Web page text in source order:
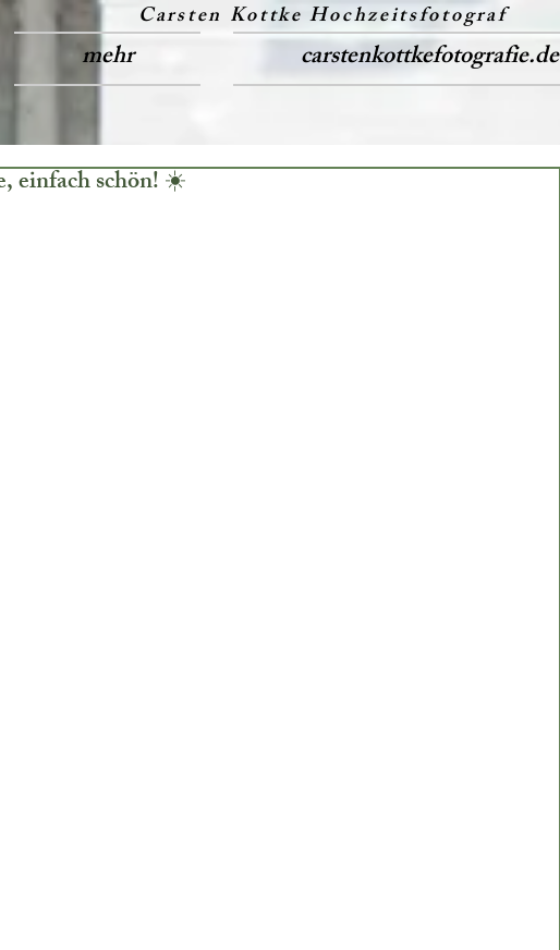
Carsten Kottke Hochzeitsfotograf
mehr carstenkottkefotografie.de
einfach schön! ☀️